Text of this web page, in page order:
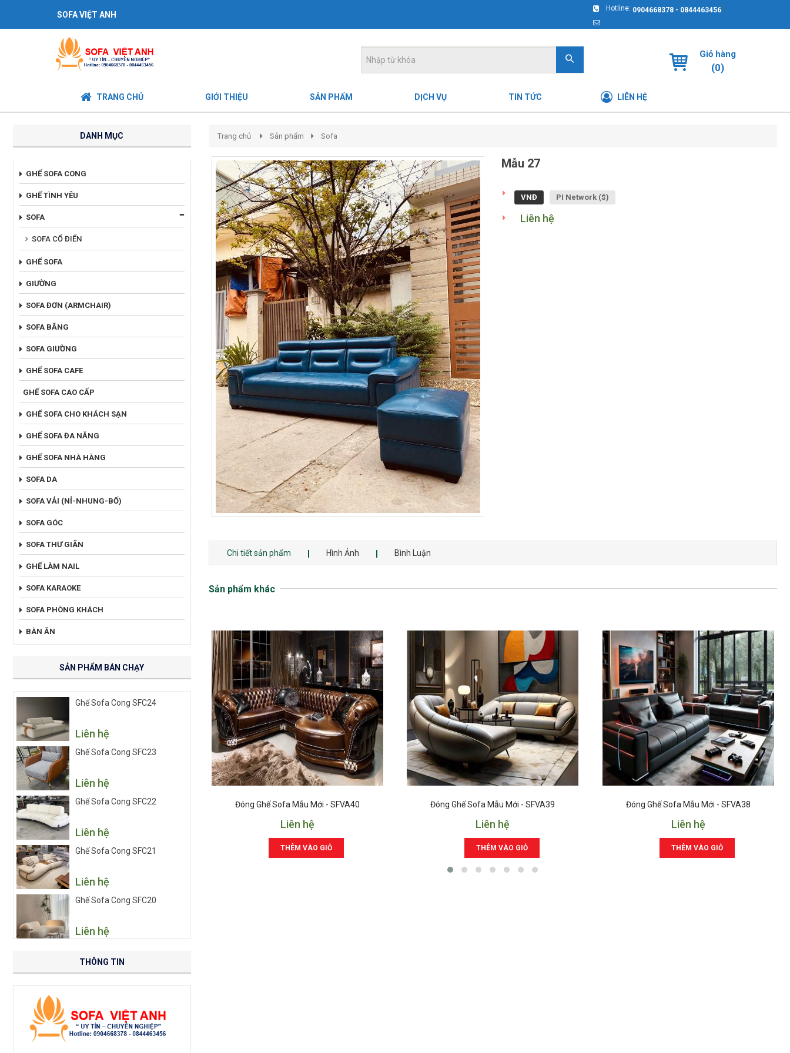
SOFA VIỆT ANH
Hotline: 0904668378 - 0844463456
Giỏ hàng
(0)
TRANG CHỦ GIỚI THIỆU SẢN PHẨM DỊCH VỤ TIN TỨC LIÊN HỆ
DANH MỤC
GHẾ SOFA CONG
GHẾ TÌNH YÊU
SOFA
SOFA CỔ ĐIỂN
GHẾ SOFA
GIƯỜNG
SOFA ĐƠN (ARMCHAIR)
SOFA BĂNG
SOFA GIƯỜNG
GHẾ SOFA CAFE
GHẾ SOFA CAO CẤP
GHẾ SOFA CHO KHÁCH SẠN
GHẾ SOFA ĐA NĂNG
GHẾ SOFA NHÀ HÀNG
SOFA DA
SOFA VẢI (NỈ-NHUNG-BỐ)
SOFA GÓC
SOFA THƯ GIÃN
GHẾ LÀM NAIL
SOFA KARAOKE
SOFA PHÒNG KHÁCH
BÀN ĂN
SẢN PHẨM BÁN CHẠY
Ghế Sofa Cong SFC24
Liên hệ
Ghế Sofa Cong SFC23
Liên hệ
Ghế Sofa Cong SFC22
Liên hệ
Ghế Sofa Cong SFC21
Liên hệ
Ghế Sofa Cong SFC20
Liên hệ
THÔNG TIN
Trang chủ Sản phẩm Sofa
Mẫu 27
VNĐ PI Network ($)
Liên hệ
Chi tiết sản phẩm Hình Ảnh Bình Luận
Sản phẩm khác
Đóng Ghế Sofa Mẫu Mới - SFVA40
Liên hệ
THÊM VÀO GIỎ
Đóng Ghế Sofa Mẫu Mới - SFVA39
Liên hệ
THÊM VÀO GIỎ
Đóng Ghế Sofa Mẫu Mới - SFVA38
Liên hệ
THÊM VÀO GIỎ